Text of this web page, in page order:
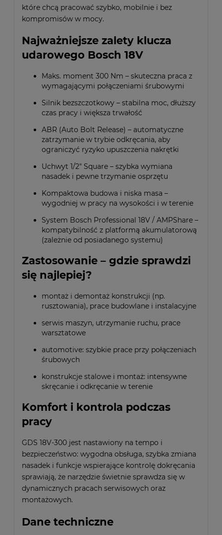
które chcą pracować szybko, mobilnie i bez
kompromisów w mocy.
Najważniejsze zalety klucza
udarowego Bosch 18V
Maks. moment 300 Nm – skuteczna praca z
wymagającymi połączeniami śrubowymi
Silnik bezszczotkowy – stabilna moc, dłuższy
czas pracy i większa trwałość
ABR (Auto Bolt Release) – automatyczne
zatrzymanie w trybie odkręcania, aby
ograniczyć ryzyko upuszczenia nakrętki
Uchwyt 1/2" Square – szybka wymiana
nasadek i pewne trzymanie osprzętu
Kompaktowa budowa i niska masa –
wygodniej w pracy na wysokości i w terenie
System Bosch Professional 18V / AMPShare –
kompatybilność z platformą akumulatorową
(zależnie od posiadanego systemu)
Zastosowanie – gdzie sprawdzi
się najlepiej?
montaż i demontaż konstrukcji (np.
rusztowania), prace budowlane i instalacyjne
serwis maszyn, utrzymanie ruchu, prace
warsztatowe
automotive: szybkie prace przy połączeniach
śrubowych
konstrukcje stalowe i montaż: intensywne
skręcanie i odkręcanie w terenie
Komfort i kontrola podczas
pracy
GDS 18V-300 jest nastawiony na tempo i
bezpieczeństwo: wygodna obsługa, szybka zmiana
nasadek i funkcje wspierające kontrolę dokręcania
sprawiają, że narzędzie świetnie sprawdza się w
dynamicznych pracach serwisowych oraz
montażowych.
Dane techniczne